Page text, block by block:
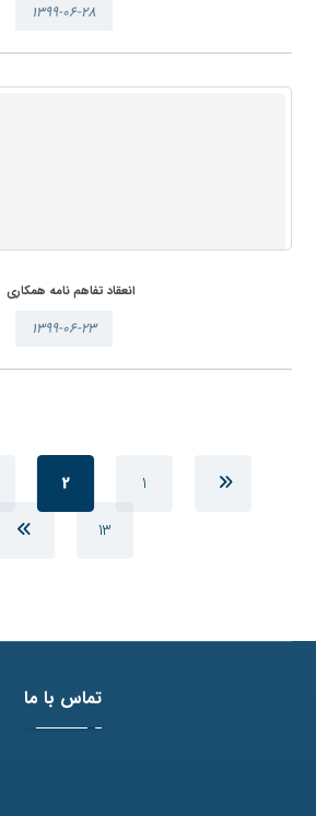
۱۳۹۹-۰۶-۲۸
انعقاد تفاهم نامه همکاری
۱۳۹۹-۰۶-۲۳
1
2
13
تماس با ما